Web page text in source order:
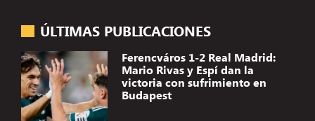
ÚLTIMAS PUBLICACIONES
Ferencváros 1-2 Real Madrid:
Mario Rivas y Espí dan la
victoria con sufrimiento en
Budapest